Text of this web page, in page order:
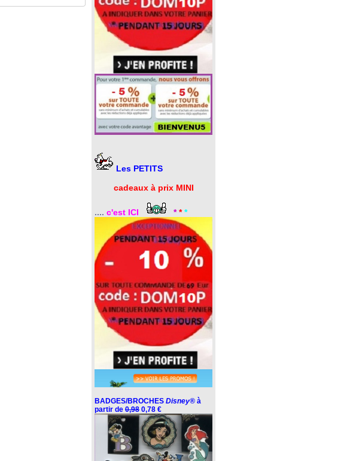
Les PETITS
cadeaux à prix MINI
.... c'est ICI ***
BADGES/BROCHES Disney® à
partir de 0,98 0,78 €